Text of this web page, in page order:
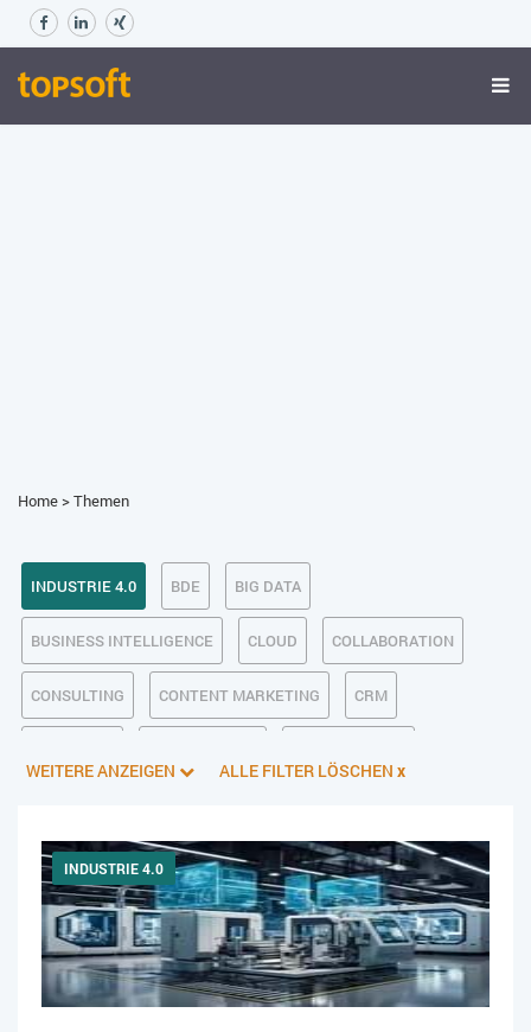
Home>Themen
INDUSTRIE 4.0 BDE BIG DATA
BUSINESS INTELLIGENCE CLOUD COLLABORATION
CONSULTING CONTENT MARKETING CRM
E-BUSINESS ECM/DMS E-COMMERCE EINKAUF
ERP FALLSTUDIEN FERTIGUNG FINANZSOFTWARE
HANDEL HR IT AUS- UND WEITERBILDUNG
WEITERE ANZEIGEN ALLE FILTER LÖSCHEN x
INDUSTRIE 4.0